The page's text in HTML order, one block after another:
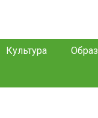
Культура